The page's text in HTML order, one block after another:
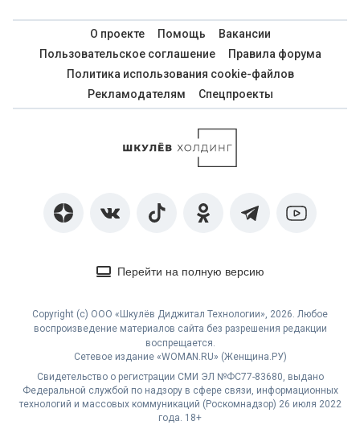
О проекте Помощь
Вакансии
Пользовательское соглашение
Правила форума
Политика использования cookie-файлов
Рекламодателям
Спецпроекты
Перейти на полную версию
Copyright (с) ООО «Шкулёв Диджитал Технологии», 2026. Любое
воспроизведение материалов сайта без разрешения редакции
воспрещается.
Сетевое издание «WOMAN.RU» (Женщина.РУ)
Свидетельство о регистрации СМИ ЭЛ №ФС77-83680, выдано
Федеральной службой по надзору в сфере связи, информационных
технологий и массовых коммуникаций (Роскомнадзор) 26 июля 2022
года. 18+